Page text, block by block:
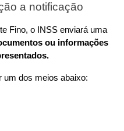
a notificação
Fino, o INSS enviará uma
ou informações
um dos meios abaixo: